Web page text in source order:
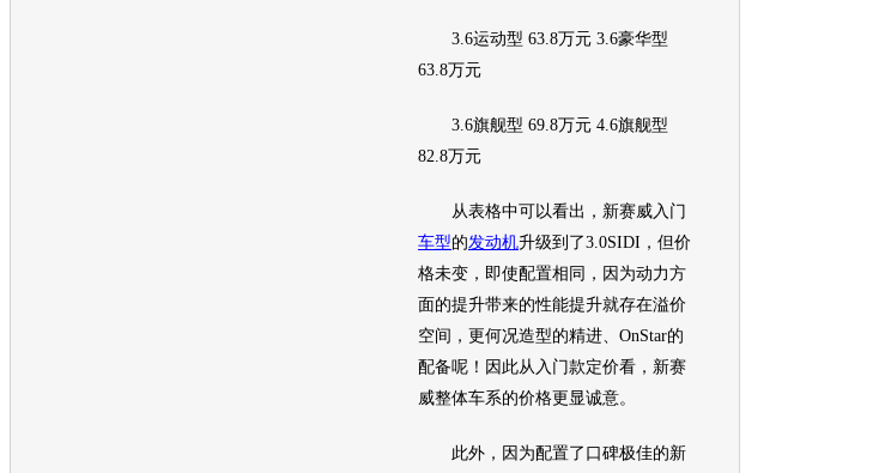
3.6运动型 63.8万元 3.6豪华型
63.8万元
3.6旗舰型 69.8万元 4.6旗舰型
82.8万元
从表格中可以看出，新赛威入门
车型的发动机升级到了3.0SIDI，但价
格未变，即使配置相同，因为动力方
面的提升带来的性能提升就存在溢价
空间，更何况造型的精进、OnStar的
配备呢！因此从入门款定价看，新赛
威整体车系的价格更显诚意。
此外，因为配置了口碑极佳的新